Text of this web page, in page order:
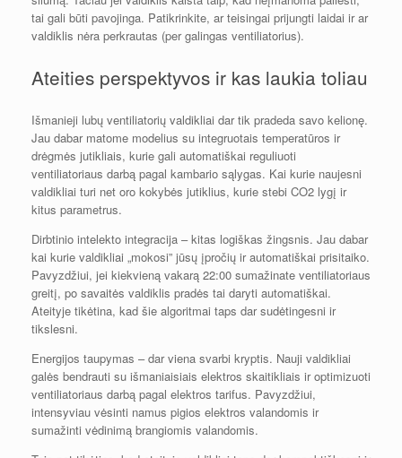
tai gali būti pavojinga. Patikrinkite, ar teisingai prijungti laidai ir ar
valdiklis nėra perkrautas (per galingas ventiliatorius).
Ateities perspektyvos ir kas laukia toliau
Išmanieji lubų ventiliatorių valdikliai dar tik pradeda savo kelionę.
Jau dabar matome modelius su integruotais temperatūros ir
drėgmės jutikliais, kurie gali automatiškai reguliuoti
ventiliatoriaus darbą pagal kambario sąlygas. Kai kurie naujesni
valdikliai turi net oro kokybės jutiklius, kurie stebi CO2 lygį ir
kitus parametrus.
Dirbtinio intelekto integracija – kitas logiškas žingsnis. Jau dabar
kai kurie valdikliai „mokosi” jūsų įpročių ir automatiškai prisitaiko.
Pavyzdžiui, jei kiekvieną vakarą 22:00 sumažinate ventiliatoriaus
greitį, po savaitės valdiklis pradės tai daryti automatiškai.
Ateityje tikėtina, kad šie algoritmai taps dar sudėtingesni ir
tikslesni.
Energijos taupymas – dar viena svarbi kryptis. Nauji valdikliai
galės bendrauti su išmaniaisiais elektros skaitikliais ir optimizuoti
ventiliatoriaus darbą pagal elektros tarifus. Pavyzdžiui,
intensyviau vėsinti namus pigios elektros valandomis ir
sumažinti vėdinimą brangiomis valandomis.